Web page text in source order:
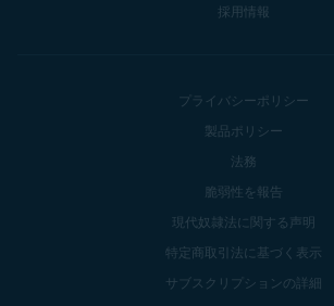
採用情報
プライバシーポリシー
製品ポリシー
法務
脆弱性を報告
現代奴隷法に関する声明
特定商取引法に基づく表示
サブスクリプションの詳細